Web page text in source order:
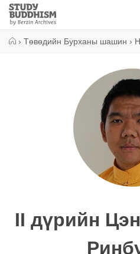
Close
Study
Buddhism
› Төвөдийн Бурханы шашин ›
II дүрийн